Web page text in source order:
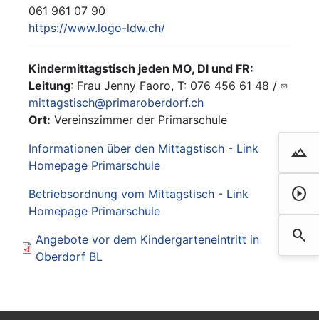
landscape
Film
play_circle
search
061 961 07 90
https://www.logo-ldw.ch/
Kindermittagstisch jeden MO, DI und FR:
Leitung: Frau Jenny Faoro, T: 076 456 61 48 /
mittagstisch@primaroberdorf.ch
Ort: Vereinszimmer der Primarschule
Informationen über den Mittagstisch - Link
Homepage Primarschule
Betriebsordnung vom Mittagstisch - Link
Homepage Primarschule
Angebote vor dem Kindergarteneintritt in
Oberdorf BL